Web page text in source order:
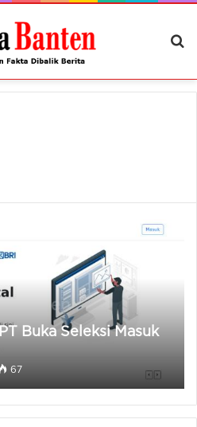
Buka Seleksi Masuk
67